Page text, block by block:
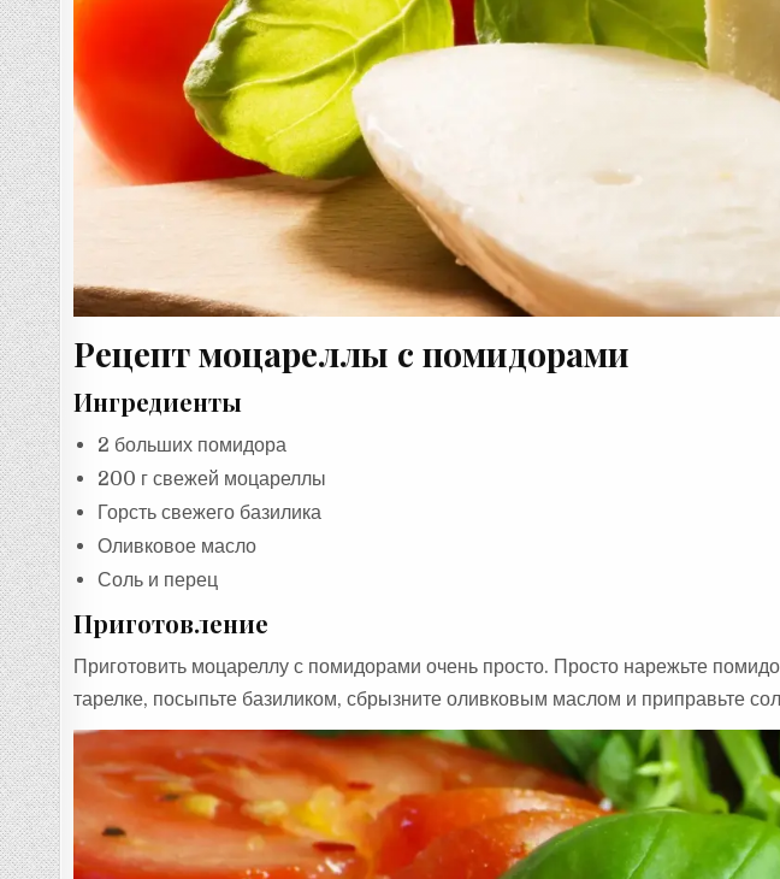
Рецепт моцареллы с помидорами
Ингредиенты
2 больших помидора
200 г свежей моцареллы
Горсть свежего базилика
Оливковое масло
Соль и перец
Приготовление
Приготовить моцареллу с помидорами очень просто. Просто нарежьте
тарелке, посыпьте базиликом, сбрызните оливковым маслом и приправьте